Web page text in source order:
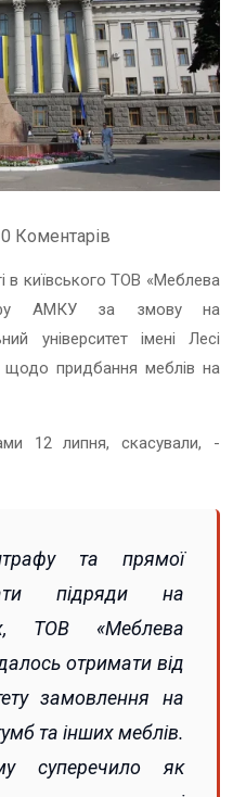
0 Коментарів
в київського ТОВ «Меблева
АМКУ за змову на
університет імені Лесі
щодо придбання меблів на
12 липня, скасували, -
та прямої
підряди на
ТОВ «Меблева
отримати від
замовлення на
та інших меблів.
суперечило як